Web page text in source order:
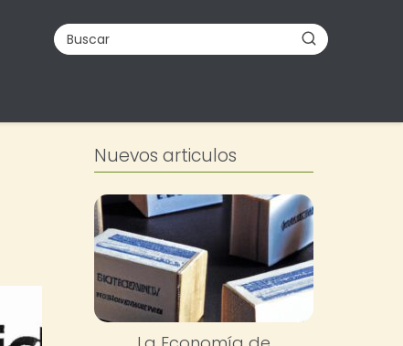
Nuevos articulos